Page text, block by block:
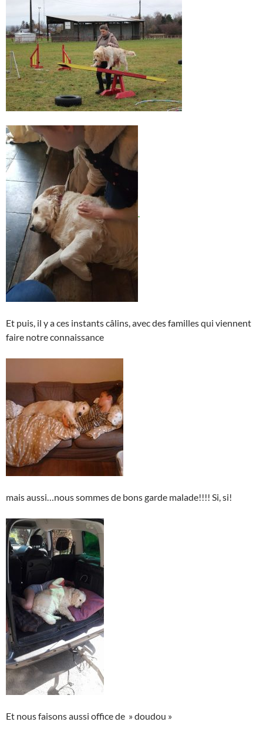
Et puis, il y a ces instants câlins, avec des familles qui viennent
faire notre connaissance
mais aussi…nous sommes de bons garde malade!!!! Si, si!
Et nous faisons aussi office de » doudou »